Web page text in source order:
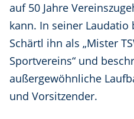
auf 50 Jahre
kann. In seiner Laudatio
Schärtl ihn als „Mister
Sportvereins“ und
außergewöhnliche
und Vorsitzender.